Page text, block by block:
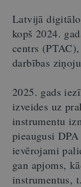
Latvijā
kopš 2024.
centrs
darbības
2025. gads
izveides uz
instrumentu
pieaugusi
ievērojami
gan apjoms,
instrumentus,